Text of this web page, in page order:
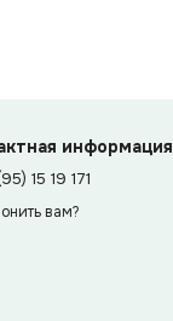
информация
15 19 171
вам?